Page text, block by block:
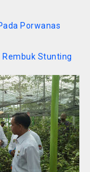
Porwanas
Rembuk Stunting